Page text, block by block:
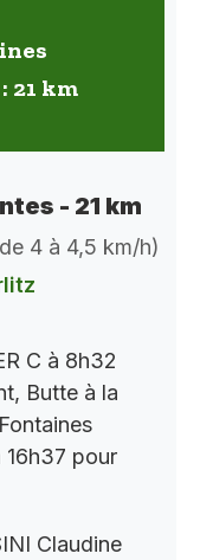
21 km
- 21 km
4 à 4,5 km/h)
C à 8h32
Butte à la
16h37 pour
Claudine